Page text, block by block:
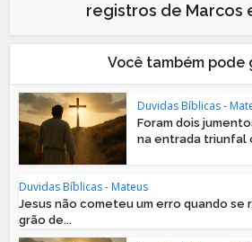
registros de Marcos
Você também pode
Duvidas Bíblicas -
Foram dois
na entrada triunfal
Duvidas Bíblicas - Mateus
Jesus não cometeu um erro quando se
grão de...